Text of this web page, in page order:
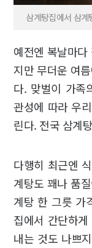
삼계탕집에서 삼
예전엔 복날마
지만 무더운 여
다. 맞벌이 가족
관성에 따라 우
린다. 전국 삼계
다행히 최근엔
계탕도 꽤나 품
계탕 한 그릇 가
집에서 간단하
내는 것도 나쁘